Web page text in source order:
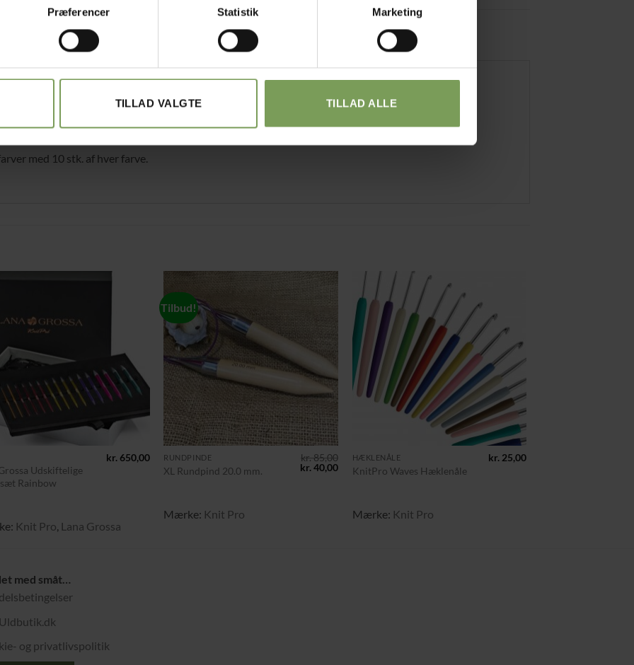
Præferencer Statistik Marketing
TILLAD VALGTE TILLAD ALLE
af nylondækket stål.
på dem
med 10 stk. af hver farve.
Udskiftelige
Rainbow
kr.650,00
Knit Pro Lana Grossa
Tilbud!
+
RUNDPINDE
XL Rundpind 20.0 mm.
kr.85,00
Den
oprindelige
kr.40,00Den
aktuelle
Mærke: Knit Pro
ønskeliste
HÆKLENÅLE
KnitPro Waves Hæklenåle
kr. 25,00
Mærke: Knit Pro
med småt…
og privatlivspolitik